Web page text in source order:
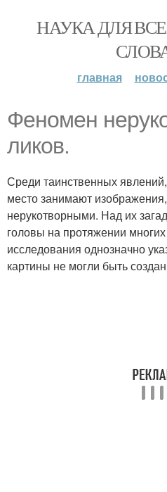
НАУКА ДЛЯ
главная
Феномен
ликов.
Среди таинственных
место занимают
нерукотворными. Над их
головы на протяжении
исследования однозначно
картины не могли быть